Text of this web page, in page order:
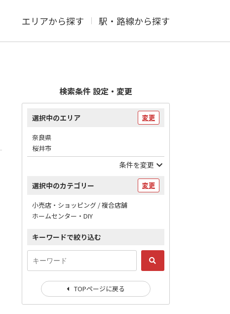
エリアから探す 駅・路線から探す
検索条件 設定・変更
選択中のエリア 変更
奈良県
桜井市
条件を変更
選択中のカテゴリー 変更
小売店・ショッピング / 複合店舗
ホームセンター・DIY
キーワードで絞り込む
TOPページに戻る